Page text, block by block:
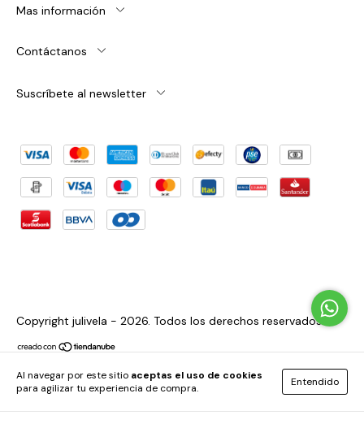
Al navegar por este sitio aceptas el uso de cookies
para agilizar tu experiencia de compra.
Entendido
Mas información
Contáctanos
Suscríbete al newsletter
Copyright julivela - 2026. Todos los derechos reservados.